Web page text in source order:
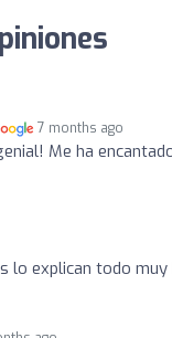
7 months ago
Me ha
lo explican todo muy